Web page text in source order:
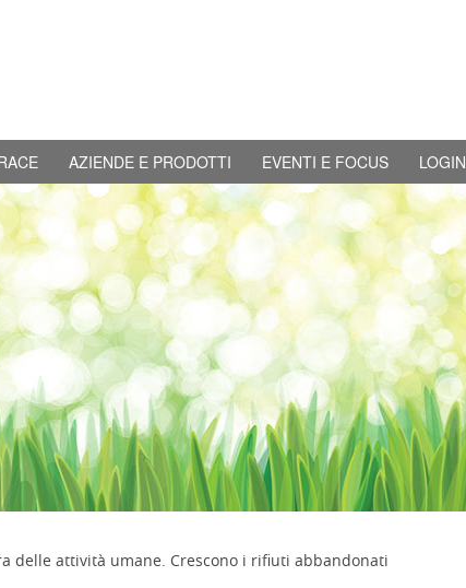
AZIENDE E PRODOTTI EVENTI E FOCUS LOGIN
delle attività umane. Crescono i rifiuti abbandonati